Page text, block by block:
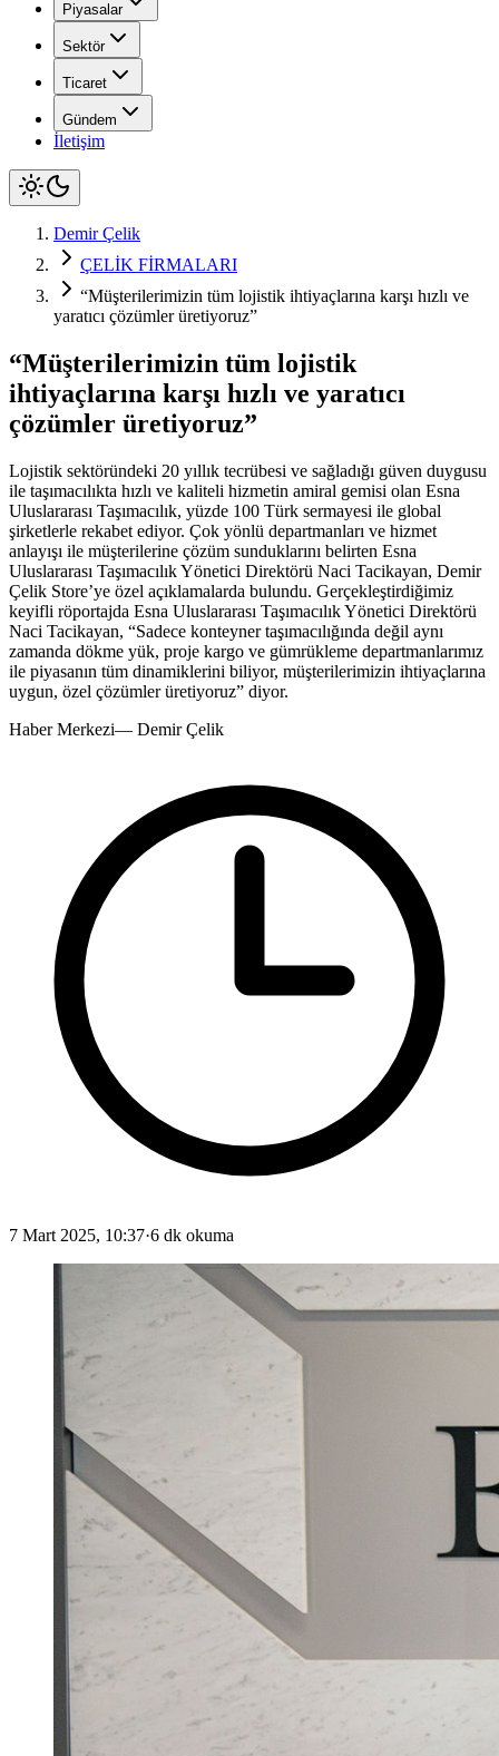
Piyasalar
Sektör
Ticaret
Gündem
İletişim
Demir Çelik
ÇELİK FİRMALARI
“Müşterilerimizin tüm lojistik ihtiyaçlarına karşı hızlı ve
yaratıcı çözümler üretiyoruz”
“Müşterilerimizin tüm lojistik
ihtiyaçlarına karşı hızlı ve yaratıcı
çözümler üretiyoruz”
Lojistik sektöründeki 20 yıllık tecrübesi ve sağladığı güven duygusu
ile taşımacılıkta hızlı ve kaliteli hizmetin amiral gemisi olan Esna
Uluslararası Taşımacılık, yüzde 100 Türk sermayesi ile global
şirketlerle rekabet ediyor. Çok yönlü departmanları ve hizmet
anlayışı ile müşterilerine çözüm sunduklarını belirten Esna
Uluslararası Taşımacılık Yönetici Direktörü Naci Tacikayan, Demir
Çelik Store’ye özel açıklamalarda bulundu. Gerçekleştirdiğimiz
keyifli röportajda Esna Uluslararası Taşımacılık Yönetici Direktörü
Naci Tacikayan, “Sadece konteyner taşımacılığında değil aynı
zamanda dökme yük, proje kargo ve gümrükleme departmanlarımız
ile piyasanın tüm dinamiklerini biliyor, müşterilerimizin ihtiyaçlarına
uygun, özel çözümler üretiyoruz” diyor.
Haber Merkezi— Demir Çelik
7 Mart 2025, 10:37·6 dk okuma